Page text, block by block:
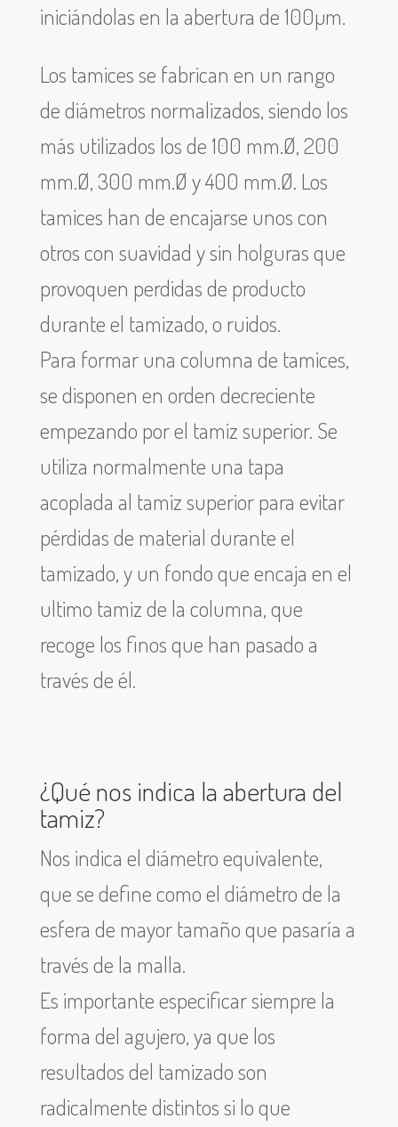
iniciándolas en la abertura de 100µm.
Los tamices se fabrican en un rango
de diámetros normalizados, siendo los
más utilizados los de 100 mm.Ø, 200
mm.Ø, 300 mm.Ø y 400 mm.Ø. Los
tamices han de encajarse unos con
otros con suavidad y sin holguras que
provoquen perdidas de producto
durante el tamizado, o ruidos.
Para formar una columna de tamices,
se disponen en orden decreciente
empezando por el tamiz superior. Se
utiliza normalmente una tapa
acoplada al tamiz superior para evitar
pérdidas de material durante el
tamizado, y un fondo que encaja en el
ultimo tamiz de la columna, que
recoge los finos que han pasado a
través de él.
¿Qué nos indica la abertura del
tamiz?
Nos indica el diámetro equivalente,
que se define como el diámetro de la
esfera de mayor tamaño que pasaría a
través de la malla.
Es importante especificar siempre la
forma del agujero, ya que los
resultados del tamizado son
radicalmente distintos si lo que